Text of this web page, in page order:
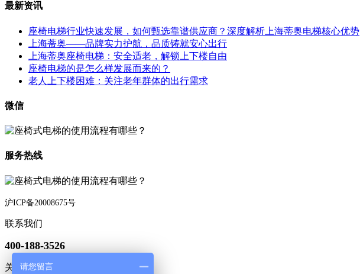
最新资讯
座椅电梯行业快速发展，如何甄选靠谱供应商？深度解析上海蒂奥电梯核心优势
上海蒂奥——品牌实力护航，品质铸就安心出行
上海蒂奥座椅电梯：安全适老，解锁上下楼自由
座椅电梯的是怎么样发展而来的？
老人上下楼困难：关注老年群体的出行需求
微信
服务热线
沪ICP备20008675号
联系我们
400-188-3526
关注微信
请您留言